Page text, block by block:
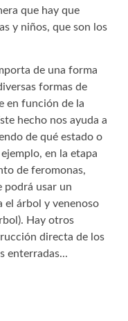
que hay que
y niños, que son los
de una forma
formas de
en función de la
hecho nos ayuda a
de qué estado o
en la etapa
de feromonas,
podrá usar un
árbol y venenoso
Hay otros
directa de los
enterradas...